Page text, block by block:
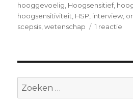
op
hooggevoelig, Hoogsensitief,
hoogsensitiviteit, HSP, interview,
scepsis,wetenschap 1 reactie
Zoeken
naar: